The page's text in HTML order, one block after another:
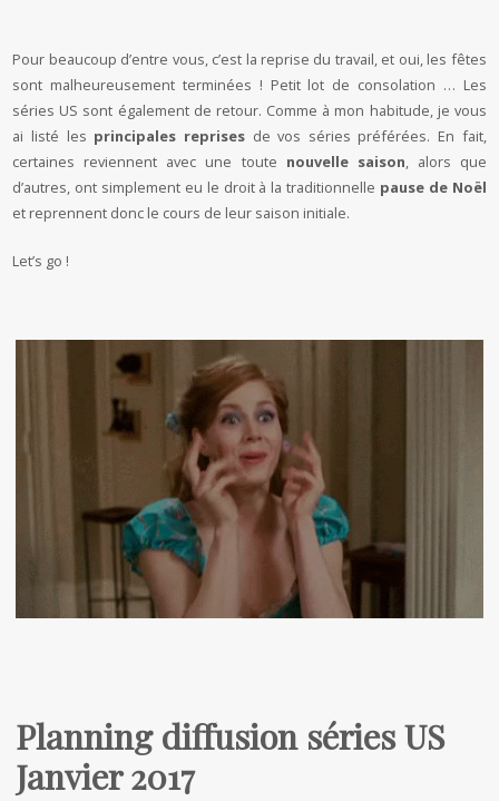
Pour beaucoup d’entre vous, c’est la reprise du travail, et oui, les fêtes
sont malheureusement terminées ! Petit lot de consolation … Les
séries US sont également de retour. Comme à mon habitude, je vous
ai listé les principales reprisesde vos séries préférées. En fait,
certaines reviennent avec une toute nouvelle saison, alors que
d’autres, ont simplement eu le droit à la traditionnelle pause de Noël
et reprennent donc le cours de leur saison initiale.
Let’s go !
Planning diffusion séries US
Janvier 2017